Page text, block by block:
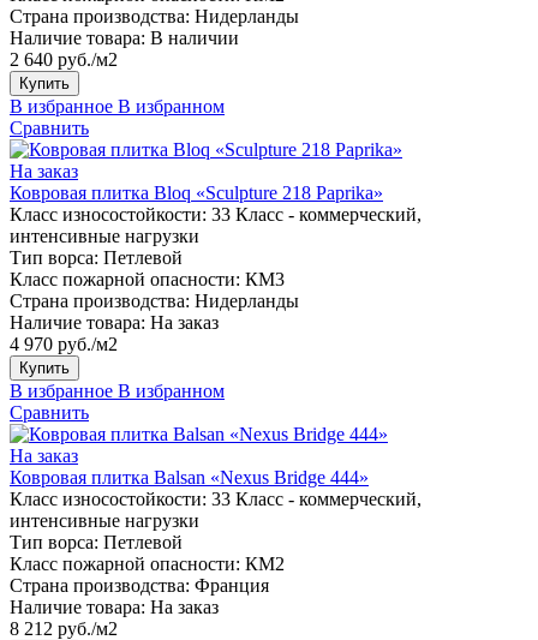
Страна производства: Нидерланды
Наличие товара: В наличии
2 640 руб./м2
Купить
В избранное В избранном
Сравнить
На заказ
Ковровая плитка Bloq «Sculpture 218 Paprika»
Класс износостойкости: 33 Класс - коммерческий,
интенсивные нагрузки
Тип ворса: Петлевой
Класс пожарной опасности: КМ3
Страна производства: Нидерланды
Наличие товара: На заказ
4 970 руб./м2
Купить
В избранное В избранном
Сравнить
На заказ
Ковровая плитка Balsan «Nexus Bridge 444»
Класс износостойкости: 33 Класс - коммерческий,
интенсивные нагрузки
Тип ворса: Петлевой
Класс пожарной опасности: КМ2
Страна производства: Франция
Наличие товара: На заказ
8 212 руб./м2